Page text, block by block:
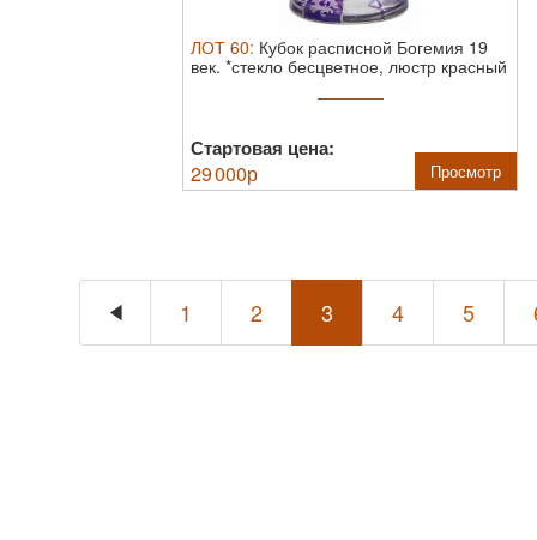
ЛОТ 60: Кубок расписной Богемия 19
век. *стекло бесцветное, люстр красный
Стартовая цена:
29 000р Просмотр
1 2 3 4 5